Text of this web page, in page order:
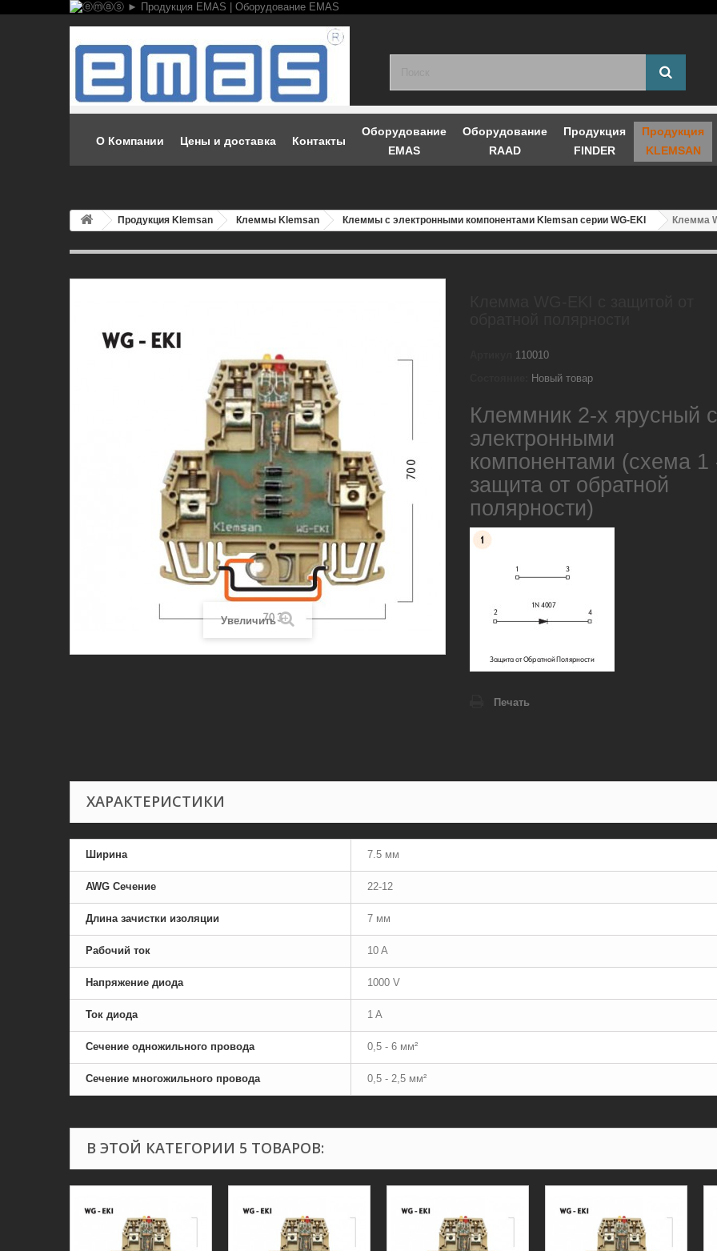
О Компании Цены и доставка Контакты
Оборудование
EMAS
Оборудование
RAAD
Продукция
FINDER
Продукция
KLEMSAN
Продукция Klemsan Клеммы Klemsan Клеммы с электронными компонентами Klemsan серии WG-EKI Клемма
Увеличить
110010
Новый товар
Клеммник 2-х ярусный с
электронными
компонентами (схема 1
защита от обратной
полярности)
Печать
ХАРАКТЕРИСТИКИ
Ширина 7.5 мм
AWG Сечение 22-12
Длина зачистки изоляции 7 мм
Рабочий ток 10 A
Напряжение диода 1000 V
Ток диода 1 A
Сечение одножильного провода 0,5 - 6 мм²
Сечение многожильного провода 0,5 - 2,5 мм²
В ЭТОЙ КАТЕГОРИИ 5 ТОВАРОВ: